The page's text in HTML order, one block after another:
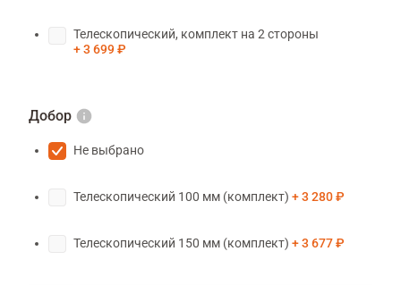
Телескопический, комплект на 2 стороны
3 699 ₽
Добор
Не выбрано
Телескопический 100 мм (комплект) 3 280 ₽
Телескопический 150 мм (комплект) 3 677 ₽